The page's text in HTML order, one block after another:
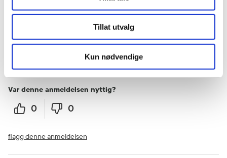
Tillat utvalg
Kun nødvendige
👌
2 måneder siden
Monica
Var denne anmeldelsen nyttig?
0 0
flagg denne anmeldelsen